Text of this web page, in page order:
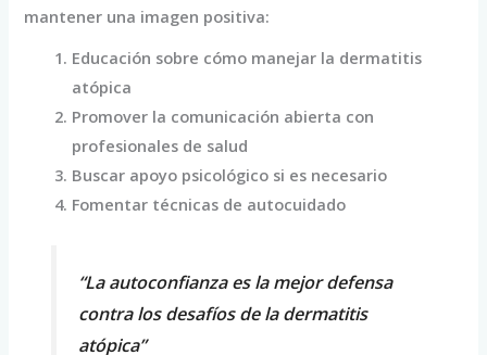
mantener una imagen positiva:
Educación sobre cómo manejar la dermatitis
atópica
Promover la comunicación abierta con
profesionales de salud
Buscar apoyo psicológico si es necesario
Fomentar técnicas de autocuidado
“La autoconfianza es la mejor defensa
contra los desafíos de la dermatitis
atópica”